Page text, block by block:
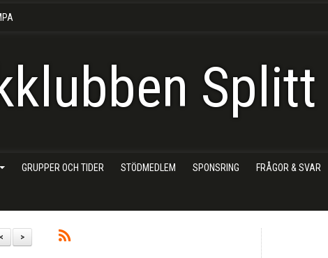
Splitt
GRUPPER OCH TIDER STÖDMEDLEM SPONSRING FRÅGOR & SVAR
>
<